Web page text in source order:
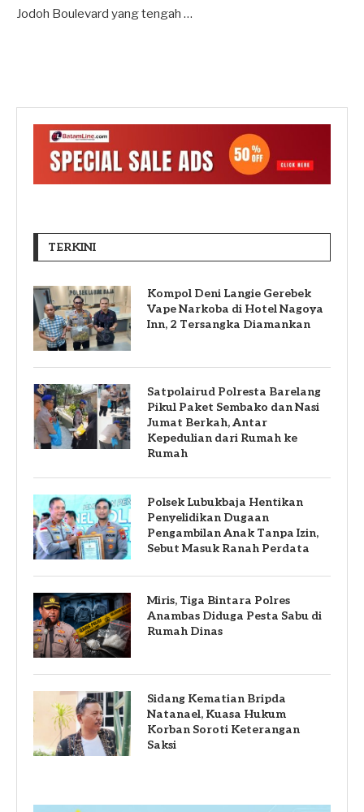
Jodoh Boulevard yang tengah …
TERKINI
Kompol Deni Langie Gerebek
Vape Narkoba di Hotel Nagoya
Inn, 2 Tersangka Diamankan
Satpolairud Polresta Barelang
Pikul Paket Sembako dan Nasi
Jumat Berkah, Antar
Kepedulian dari Rumah ke
Rumah
Polsek Lubukbaja Hentikan
Penyelidikan Dugaan
Pengambilan Anak Tanpa Izin,
Sebut Masuk Ranah Perdata
Miris, Tiga Bintara Polres
Anambas Diduga Pesta Sabu di
Rumah Dinas
Sidang Kematian Bripda
Natanael, Kuasa Hukum
Korban Soroti Keterangan
Saksi